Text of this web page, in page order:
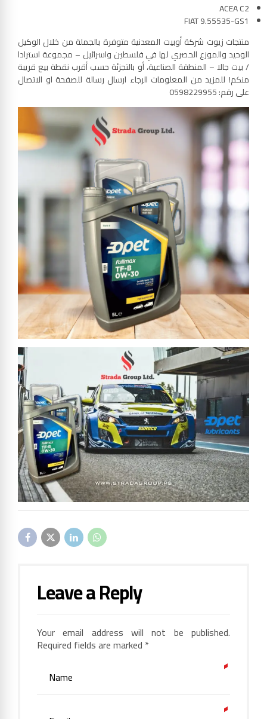
ACEA C2
FIAT 9.55535-GS1
منتجات زيوت شركة أوبيت المعدنية متوفرة بالجملة من خلال الوكيل
الوحيد والموزع الحصري لها في فلسطين واسرائيل – مجموعة استرادا
/ بيت جالا – المنطقة الصناعية، أو بالتجزئة حسب أقرب نقطة بيع قريبة
منكم! للمزيد من المعلومات الرجاء ارسال رسالة للصفحة او الاتصال
على رقم: 0598229955
Leave a Reply
Your email address will not be published.
Required fields are marked *